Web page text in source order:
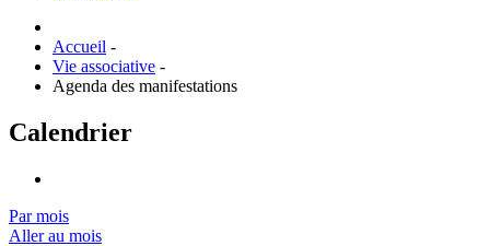
Accueil -
Vie associative -
Agenda des manifestations
Calendrier
Par mois
Aller au mois